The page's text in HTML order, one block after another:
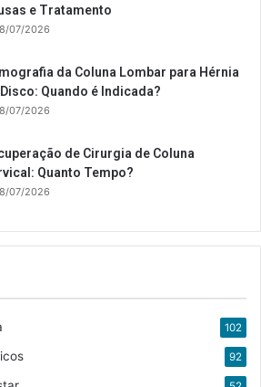
e Tratamento
07/2026
da Coluna Lombar para Hérnia
Quando é Indicada?
07/2026
de Cirurgia de Coluna
Quanto Tempo?
07/2026
102
92